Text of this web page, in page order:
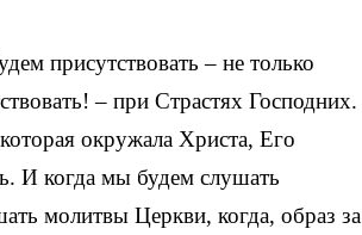
присутствовать – не только
– при Страстях Господних.
окружала Христа, Его
И когда мы будем слушать
молитвы Церкви, когда, образ за